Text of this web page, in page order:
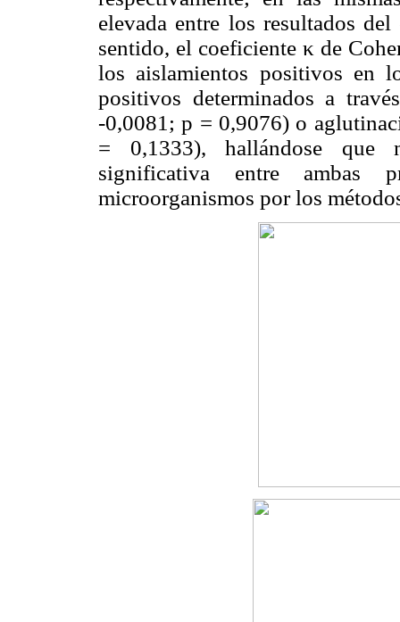
elevada entre los resultados
sentido, el coeficiente κ de
los aislamientos positivos en
positivos determinados a
-0,0081; p = 0,9076) o
= 0,1333), hallándose que
significativa entre ambas
microorganismos por los